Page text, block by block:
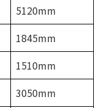
5120mm
1845mm
1510mm
3050mm